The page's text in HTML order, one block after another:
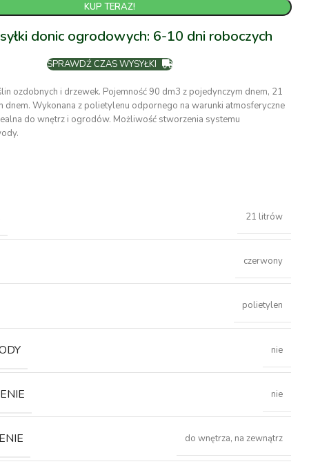
KUP TERAZ!
donic ogrodowych: 6-10 dni roboczych
SPRAWDŹ CZAS WYSYŁKI
ozdobnych i drzewek. Pojemność 90 dm3 z pojedynczym dnem, 21
dnem. Wykonana z polietylenu odpornego na warunki atmosferyczne
do wnętrz i ogrodów. Możliwość stworzenia systemu
21 litrów
czerwony
polietylen
nie
nie
do wnętrza, na zewnątrz